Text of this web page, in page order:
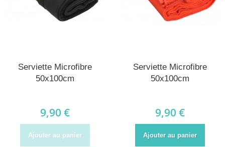
Serviette Microfibre
50x100cm
9,90 €
Ajouter au panier
Serviette Microfibre
50x100cm
9,90 €
Ajouter au panier